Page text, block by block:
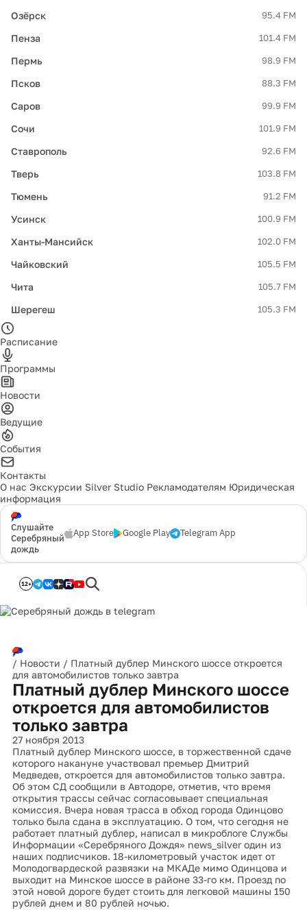
Озёрск 95.4 FM
Пенза 101.4 FM
Пермь 98.9 FM
Псков 88.3 FM
Саров 99.9 FM
Сочи 101.9 FM
Ставрополь 92.6 FM
Тверь 103.8 FM
Тюмень 91.2 FM
Усинск 100.9 FM
Ханты-Мансийск 102.0 FM
Чайковский 105.5 FM
Чита 105.7 FM
Шерегеш 105.3 FM
Расписание
Программы
Новости
Ведущие
События
Контакты
О нас Экскурсии Silver Studio Рекламодателям Юридическая
информация
Слушайте
Серебряный
дождь
App Store Google Play Telegram App
12+
/ Новости / Платный дублер Минского шоссе откроется
для автомобилистов только завтра
Платный дублер Минского шоссе
откроется для автомобилистов
только завтра
27 ноября 2013
Платный дублер Минского шоссе, в торжественной сдаче
которого накануне участвовал премьер Дмитрий
Медведев, откроется для автомобилистов только завтра.
Об этом СД сообщили в Автодоре, отметив, что время
открытия трассы сейчас согласовывает специальная
комиссия. Вчера новая трасса в обход города Одинцово
только была сдана в эксплуатацию. О том, что сегодня не
работает платный дублер, написал в микроблоге Службы
Информации «Серебряного Дождя» news_silver один из
наших подписчиков. 18-километровый участок идет от
Молодогвардеской развязки на МКАДе мимо Одинцова и
выходит на Минское шоссе в районе 33-го км. Проезд по
этой новой дороге будет стоить для легковой машины 150
рублей днем и 80 рублей ночью.